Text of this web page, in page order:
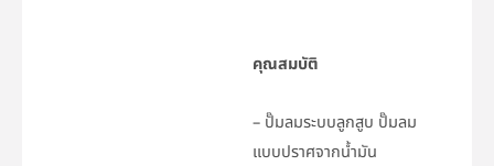
คุณสมบัติ
– ปั๊มลมระบบลูกสูบ ปั๊มลม
แบบปราศจากน้ำมัน